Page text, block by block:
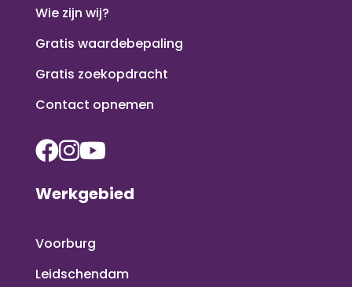
Wie zijn wij?
Gratis waardebepaling
Gratis zoekopdracht
Contact opnemen
Werkgebied
Voorburg
Leidschendam